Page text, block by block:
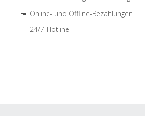
Online- und Offline-Bezahlungen
24/7-Hotline